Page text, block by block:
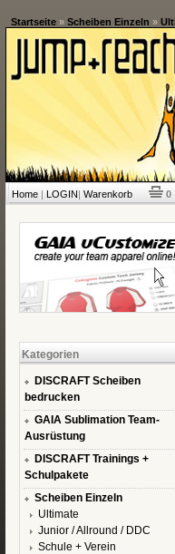
Startseite» Scheiben Einzeln »
Home| LOGIN| Warenkorb 0
Kategorien
DISCRAFT Scheiben
bedrucken
GAIA Sublimation Team-
Ausrüstung
DISCRAFT Trainings +
Schulpakete
Scheiben Einzeln
Ultimate
Junior / Allround / DDC
Schule + Verein